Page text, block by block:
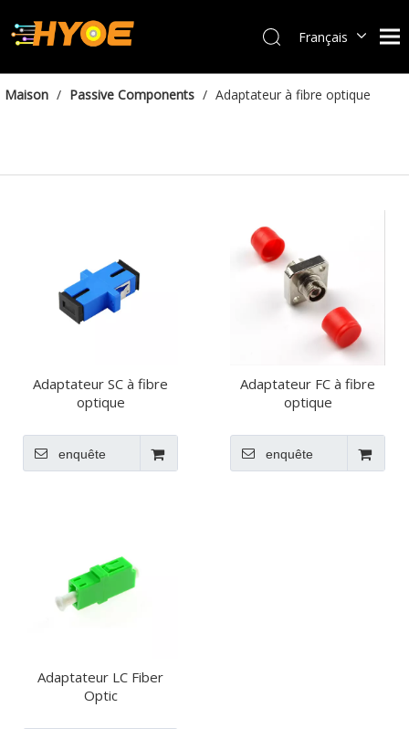
Français
Español
Maison / Passive Components / Adaptateur à fibre optique
Adaptateur SC à fibre
optique
enquête
Adaptateur FC à fibre
optique
enquête
Adaptateur LC Fiber
Optic